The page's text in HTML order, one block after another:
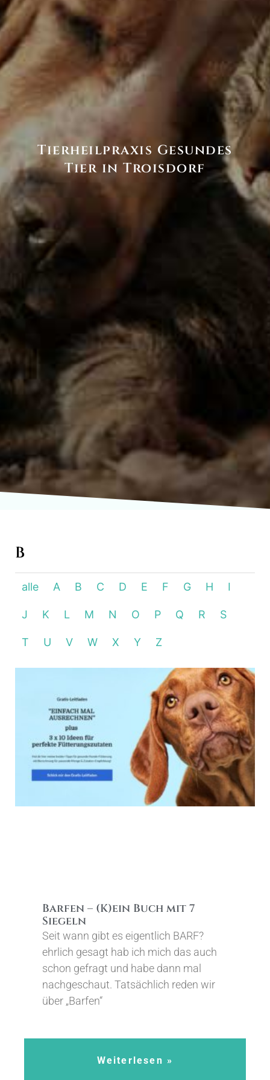
Tierheilpraxis Gesundes
Tier in Troisdorf
B
alle A B C D E F G H I
J K L M N O P Q R S
T U V W X Y Z
Barfen – (K)ein Buch mit 7
Siegeln
Seit wann gibt es eigentlich BARF?
ehrlich gesagt hab ich mich das auch
schon gefragt und habe dann mal
nachgeschaut. Tatsächlich reden wir
über „Barfen“
Weiterlesen »